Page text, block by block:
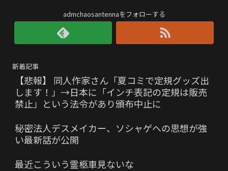
admchaosantennaをフォローする
新着記事
【悲報】 同人作家さん「夏コミで定規グッズ出
します！」→日本に「インチ表記の定規は販売
禁止」という法令があり頒布中止に
秘密法人デスメイカー、ソシャゲへの思想が強
い最新話が公開
最近こういう霊柩車見ないな